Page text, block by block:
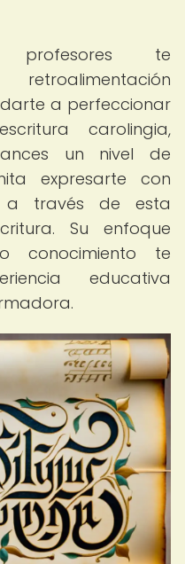
profesores te
a perfeccionar
carolingia,
un nivel de
expresarte con
a través de esta
Su enfoque
conocimiento te
educativa